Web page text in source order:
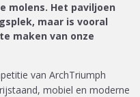
molens. Het paviljoen
maar is vooral
maken van onze
van ArchTriumph
mobiel en moderne